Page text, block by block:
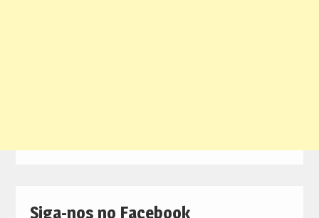
Siga-nos no Facebook